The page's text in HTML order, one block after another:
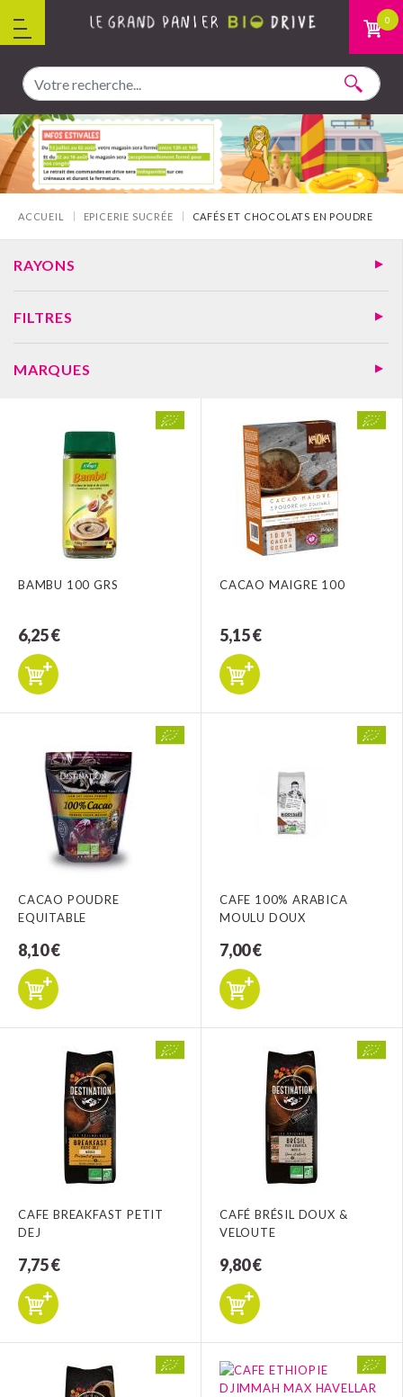
0
ACCUEIL EPICERIE SUCRÉE CAFÉS ET CHOCOLATS EN POUDRE
RAYONS
FILTRES
MARQUES
BAMBU 100 GRS
6,25 €
CACAO MAIGRE 100
5,15 €
CACAO POUDRE
EQUITABLE
8,10 €
CAFE 100% ARABICA
MOULU DOUX
7,00 €
CAFE BREAKFAST PETIT
DEJ
7,75 €
CAFÉ BRÉSIL DOUX &
VELOUTE
9,80 €